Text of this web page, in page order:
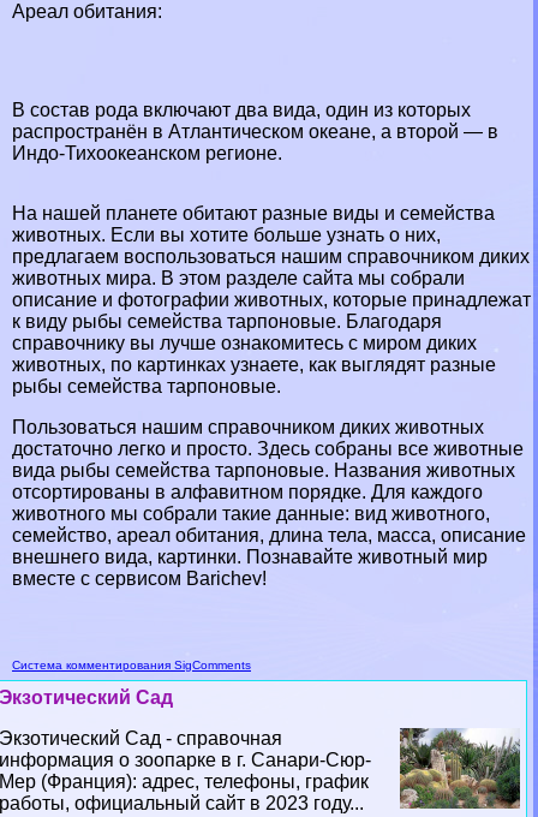
Ареал обитания:
В состав рода включают два вида, один из которых
распространён в Атлантическом океане, а второй — в
Индо-Тихоокеанском регионе.
На нашей планете обитают разные виды и семейства
животных. Если вы хотите больше узнать о них,
предлагаем воспользоваться нашим справочником диких
животных мира. В этом разделе сайта мы собрали
описание и фотографии животных, которые принадлежат
к виду рыбы семейства тарпоновые. Благодаря
справочнику вы лучше ознакомитесь с миром диких
животных, по картинках узнаете, как выглядят разные
рыбы семейства тарпоновые.
Пользоваться нашим справочником диких животных
достаточно легко и просто. Здесь собраны все животные
вида рыбы семейства тарпоновые. Названия животных
отсортированы в алфавитном порядке. Для каждого
животного мы собрали такие данные: вид животного,
семейство, ареал обитания, длина тела, масса, описание
внешнего вида, картинки. Познавайте животный мир
вместе с сервисом Barichev!
Система комментирования SigComments
Экзотический Сад
Экзотический Сад - справочная
информация о зоопарке в г. Санари-Сюр-
Мер (Франция): адрес, телефоны, график
работы, официальный сайт в 2023 году...